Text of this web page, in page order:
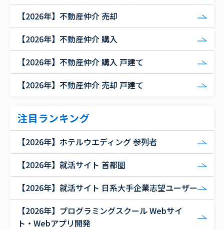
【2026年】不動産仲介 売却
【2026年】不動産仲介 購入
【2026年】不動産仲介 購入 戸建て
【2026年】不動産仲介 売却 戸建て
注目ランキング
【2026年】ホテルウエディング 参列者
【2026年】就活サイト 首都圏
【2026年】就活サイト 日系大手企業志望ユーザー
【2026年】プログラミングスクール Webサイ
ト・Webアプリ開発